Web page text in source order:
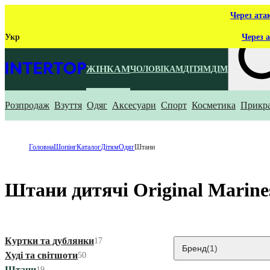
Через
Укр Через
ЖІНКАМЧОЛОВІКАМДІТЯМДІМ
Що ти
Розпродаж Взуття Одяг Аксесуари Спорт Косметика
ГоловнаШопінгКаталогДітямОдягШтани
Штани дитячі Original
Куртки та дублянки17
Худі та світшоти50
Бренд(1)